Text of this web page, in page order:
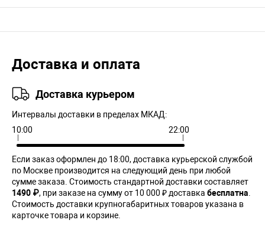
Доставка и оплата
Доставка курьером
Интервалы доставки в пределах МКАД:
10:00
22:00
Если заказ оформлен до 18:00, доставка курьерской службой
по Москве производится на следующий день при любой
сумме заказа. Cтоимость стандартной доставки составляет
1490 ₽, при заказе на сумму от 10 000 ₽ доставка бесплатна.
Стоимость доставки крупногабаритных товаров указана в
карточке товара и корзине.